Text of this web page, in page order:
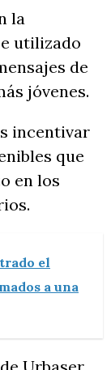
la
utilizado
de
jóvenes.
incentivar
que
en los
el
a una